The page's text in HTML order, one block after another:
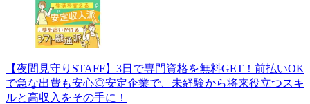
【夜間見守りSTAFF】3日で専門資格を無料GET！前払いOK
で急な出費も安心◎安定企業で、未経験から将来役立つスキ
ルと高収入をその手に！